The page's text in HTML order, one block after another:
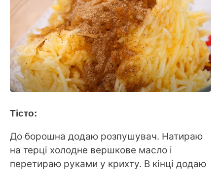
Тісто:
До борошна додаю розпушувач. Натираю
на терці холодне вершкове масло і
перетираю руками у крихту. В кінці додаю